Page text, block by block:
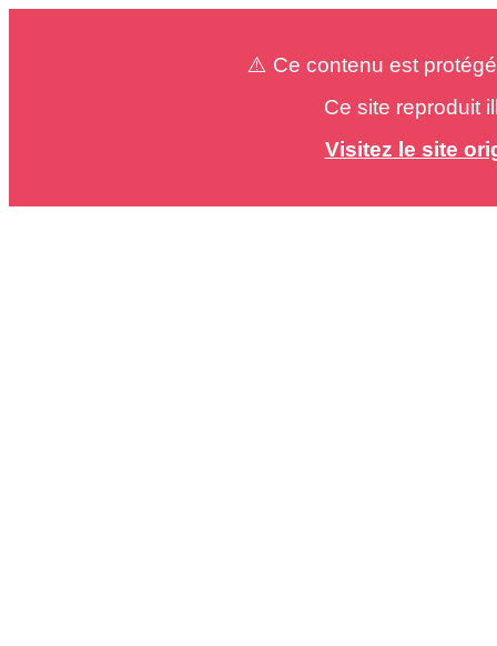
⚠️ Ce contenu est
Ce site reproduit
Visitez le site